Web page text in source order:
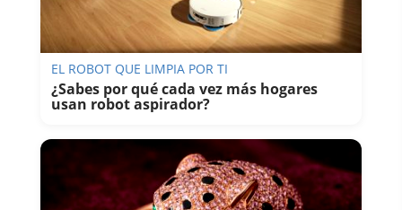
EL ROBOT QUE LIMPIA POR TI
¿Sabes por qué cada vez más hogares
usan robot aspirador?